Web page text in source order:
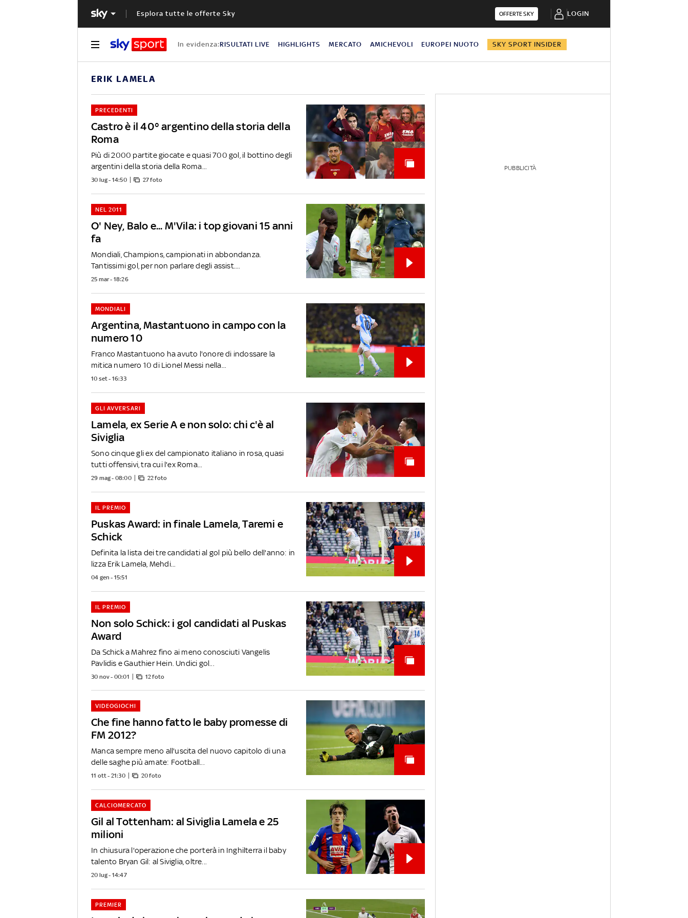
Esplora tutte le offerte Sky OFFERTE SKY LOGIN
In evidenza:RISULTATI LIVE HIGHLIGHTS MERCATO AMICHEVOLI EUROPEI NUOTO SKY SPORT INSIDER
ERIK LAMELA
Castro è il 40° argentino della storia della
Roma
PRECEDENTI
Più di 2000 partite giocate e quasi 700 gol, il bottino degli
argentini della storia della Roma...
30 lug - 14:50 27 foto
O' Ney, Balo e... M'Vila: i top giovani 15 anni
fa
NEL 2011
Mondiali, Champions, campionati in abbondanza.
Tantissimi gol, per non parlare degli assist....
25 mar - 18:26
Argentina, Mastantuono in campo con la
numero 10
MONDIALI
Franco Mastantuono ha avuto l'onore di indossare la
mitica numero 10 di Lionel Messi nella...
10 set - 16:33
Lamela, ex Serie A e non solo: chi c'è al
Siviglia
GLI AVVERSARI
Sono cinque gli ex del campionato italiano in rosa, quasi
tutti offensivi, tra cui l'ex Roma...
29 mag - 08:00 22 foto
Puskas Award: in finale Lamela, Taremi e
Schick
IL PREMIO
Definita la lista dei tre candidati al gol più bello dell'anno: in
lizza Erik Lamela, Mehdi...
04 gen - 15:51
Non solo Schick: i gol candidati al Puskas
Award
IL PREMIO
Da Schick a Mahrez fino ai meno conosciuti Vangelis
Pavlidis e Gauthier Hein. Undici gol...
30 nov - 00:01 12 foto
Che fine hanno fatto le baby promesse di
FM 2012?
VIDEOGIOCHI
Manca sempre meno all'uscita del nuovo capitolo di una
delle saghe più amate: Football...
11 ott - 21:30 20 foto
Gil al Tottenham: al Siviglia Lamela e 25
milioni
CALCIOMERCATO
In chiusura l'operazione che porterà in Inghilterra il baby
talento Bryan Gil: al Siviglia, oltre...
20 lug - 14:47
PREMIER
PUBBLICITÀ